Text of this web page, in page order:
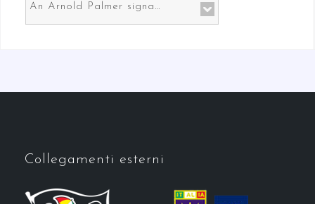
An Arnold Palmer signature course in Prato the gateway to Florence
Collegamenti esterni